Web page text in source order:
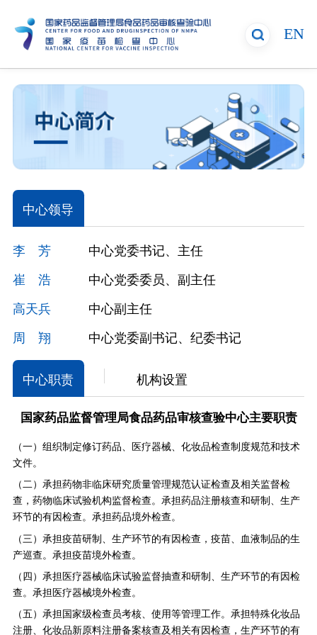
EN
中心领导
李 芳
中心党委书记、主任
崔 浩
中心党委委员、副主任
高天兵
中心副主任
周 翔
中心党委副书记、纪委书记
中心职责 机构设置
国家药品监督管理局食品药品审核查验中心主要职责
（一）组织制定修订药品、医疗器械、化妆品检查制度规范和技术
文件。
（二）承担药物非临床研究质量管理规范认证检查及相关监督检
查，药物临床试验机构监督检查。承担药品注册核查和研制、生产
环节的有因检查。承担药品境外检查。
（三）承担疫苗研制、生产环节的有因检查，疫苗、血液制品的生
产巡查。承担疫苗境外检查。
（四）承担医疗器械临床试验监督抽查和研制、生产环节的有因检
查。承担医疗器械境外检查。
（五）承担国家级检查员考核、使用等管理工作。承担特殊化妆品
注册、化妆品新原料注册备案核查及相关有因检查，生产环节的有